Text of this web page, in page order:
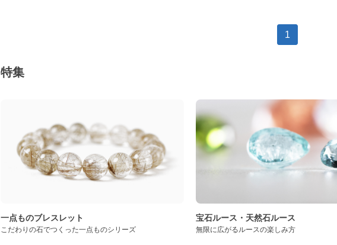
1
特集
一点ものブレスレット
こだわりの石でつくった一点ものシリーズ
宝石ルース・天然石ルース
無限に広がるルースの楽しみ方